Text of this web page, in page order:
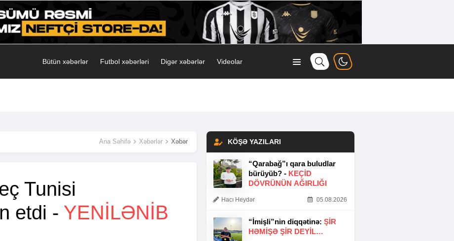
Bütün xəbərlər Futbol xəbərləri Digər xəbərlər Videolar
Ana Səhifə Xəbərlər Xəbər
Tunisi
etdi - YENİLƏNİB
KÖŞƏ YAZILARI
“Qarabağ”ı qara buludlar
bürüyüb? - KEÇID
DÖVRÜNÜN AĞIRLIĞI
Hacı Heydər 05.08.2026
“İmişli”nin diqqətinə: ŞIR
HƏMIŞƏ ŞIR DEYIL…